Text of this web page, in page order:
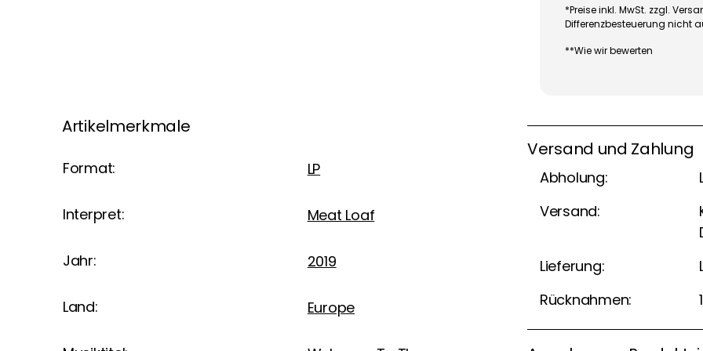
*Preise inkl. MwSt. zzgl.
Differenzbesteuerung nicht
**Wie wir bewerten
Artikelmerkmale
Format: LP
Interpret: Meat Loaf
Jahr: 2019
Land: Europe
Versand und Zahlung
Abholung:
Versand:
Lieferung:
Rücknahmen: